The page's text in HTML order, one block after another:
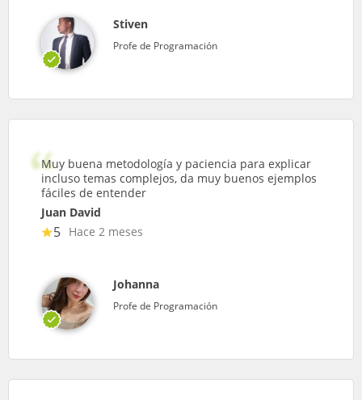
Stiven
Profe de Programación
Muy buena metodología y paciencia para explicar
incluso temas complejos, da muy buenos ejemplos
fáciles de entender
Juan David
5 Hace 2 meses
Johanna
Profe de Programación